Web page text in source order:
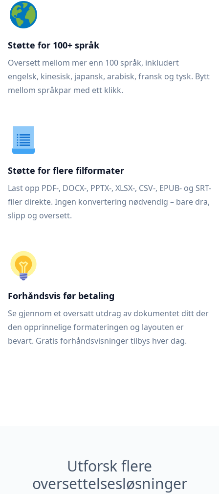
Støtte for 100+ språk
Oversett mellom mer enn 100 språk, inkludert
engelsk, kinesisk, japansk, arabisk, fransk og tysk. Bytt
mellom språkpar med ett klikk.
Støtte for flere filformater
Last opp PDF-, DOCX-, PPTX-, XLSX-, CSV-, EPUB- og SRT-
filer direkte. Ingen konvertering nødvendig – bare dra,
slipp og oversett.
Forhåndsvis før betaling
Se gjennom et oversatt utdrag av dokumentet ditt der
den opprinnelige formateringen og layouten er
bevart. Gratis forhåndsvisninger tilbys hver dag.
Utforsk flere
oversettelsesløsninger